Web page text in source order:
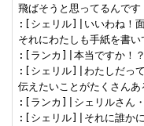
飛ばそうと思ってるんです
:[シェリル]|いいわね！
それにわたしも手紙を書
:[ランカ]|本当ですか！
:[シェリル]|わたしだって
伝えたいことがたくさんあ
:[ランカ]|シェリルさん
:[シェリル]|それに誰か